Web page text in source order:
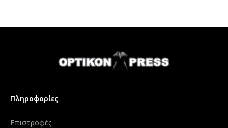
Πληροφορίες
Επιστροφές